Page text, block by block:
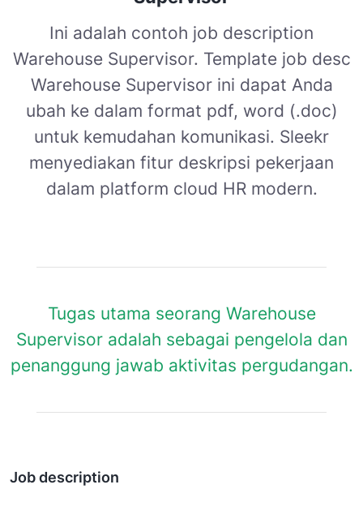
Ini adalah contoh job description
Warehouse Supervisor. Template job desc
Warehouse Supervisor ini dapat Anda
ubah ke dalam format pdf, word (.doc)
untuk kemudahan komunikasi. Sleekr
menyediakan fitur deskripsi pekerjaan
dalam platform cloud HR modern.
Tugas utama seorang Warehouse
Supervisor adalah sebagai pengelola dan
penanggung jawab aktivitas pergudangan.
Job description